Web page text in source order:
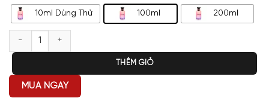
10ml Dùng Thử 100ml 200ml
Louis Vuitton City Of Star EDP số lượng
THÊM GIỎ
MUA NGAY